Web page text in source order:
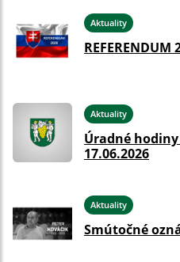
Aktuality
Aktuality
Úradné
17.06.2026
Aktuality
Smútočné